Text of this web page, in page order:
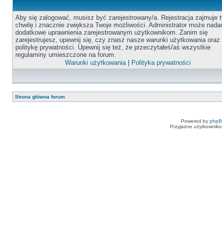
Aby się zalogować, musisz być zarejestrowany/a. Rejestracja zajmuje
chwilę i znacznie zwiększa Twoje możliwości. Administrator może
dodatkowe uprawnienia zarejestrowanym użytkownikom. Zanim się
zarejestrujesz, upewnij się, czy znasz nasze warunki użytkowania oraz
politykę prywatności. Upewnij się też, że przeczytałeś/aś wszystkie
regulaminy umieszczone na forum.
Warunki użytkowania| Polityka prywatności
Strona główna forum
Powered by
Przyjazne